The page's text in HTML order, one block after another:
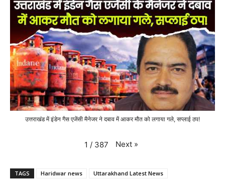
उत्तराखंड में इंडेन गैस एजेंसी मैनेजर ने दबाव में आकर मौत को लगाया गले, सप्लाई ठप!
1 / 387 Next »
TAGS Haridwar news Uttarakhand Latest News